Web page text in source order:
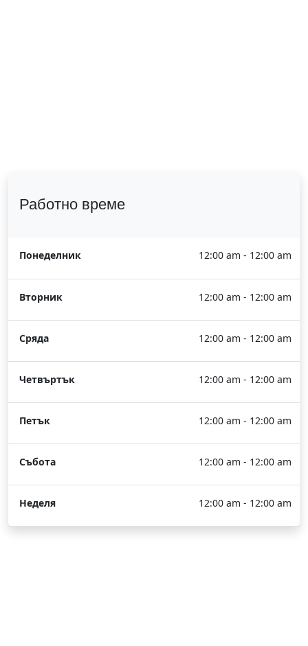
Работно време
Понеделник 12:00 am - 12:00 am
Вторник 12:00 am - 12:00 am
Сряда 12:00 am - 12:00 am
Четвъртък 12:00 am - 12:00 am
Петък 12:00 am - 12:00 am
Събота 12:00 am - 12:00 am
Неделя 12:00 am - 12:00 am